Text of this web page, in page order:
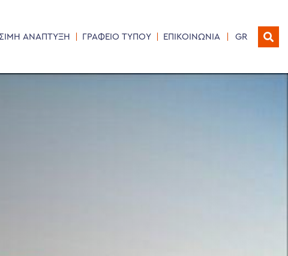
ΑΝΑΠΤΥΞΗ ΓΡΑΦΕΙΟ ΤΥΠΟΥ ΕΠΙΚΟΙΝΩΝΙΑ GR